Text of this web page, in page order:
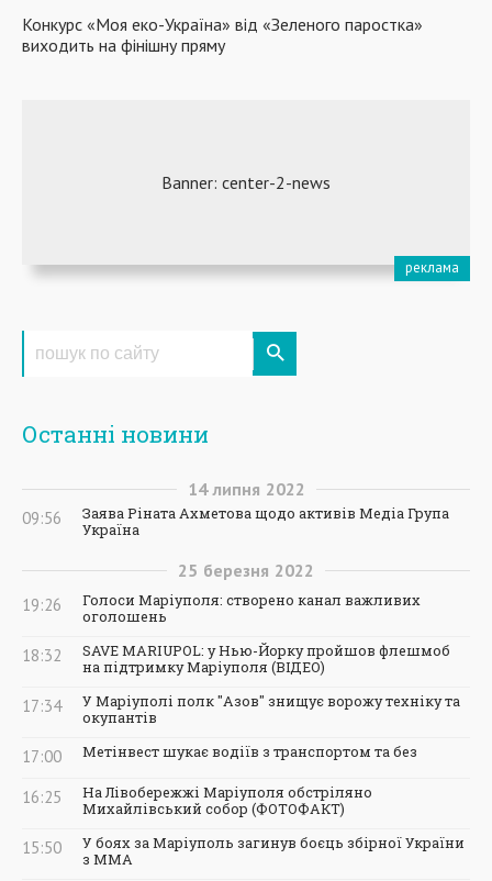
Конкурс «Моя еко-Україна» від «Зеленого паростка»
виходить на фінішну пряму
Останні новини
14 липня 2022
09:56
Заява Ріната Ахметова щодо активів Медіа Група
Україна
25 березня 2022
19:26
Голоси Маріуполя: створено канал важливих
оголошень
18:32
SAVE MARIUPOL: у Нью-Йорку пройшов флешмоб
на підтримку Маріуполя (ВІДЕО)
17:34
У Маріуполі полк "Азов" знищує ворожу техніку та
окупантів
17:00 Метінвест шукає водіїв з транспортом та без
16:25
На Лівобережжі Маріуполя обстріляно
Михайлівський собор (ФОТОФАКТ)
15:50
У боях за Маріуполь загинув боєць збірної України
з ММА